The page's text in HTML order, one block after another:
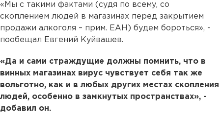
«Мы с такими фактами (судя по всему, со
скоплением людей в магазинах перед закрытием
продажи алкоголя – прим. ЕАН) будем бороться», -
пообещал Евгений Куйвашев.
«Да и сами страждущие должны помнить, что в
винных магазинах вирус чувствует себя так же
вольготно, как и в любых других местах скопления
людей, особенно в замкнутых пространствах», -
добавил он.